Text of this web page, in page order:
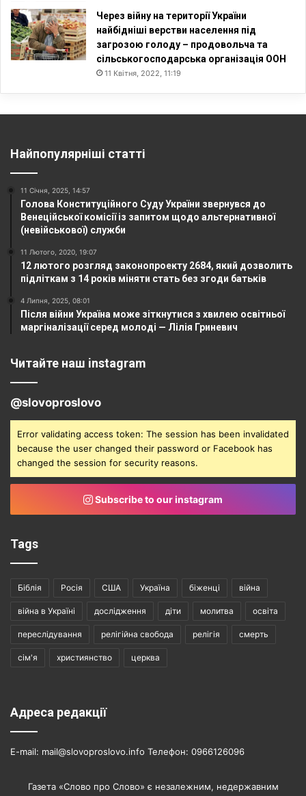
Через війну на території України
найбідніші верстви населення під
загрозою голоду – продовольча та
сільськогосподарська організація ООН
11 Квітня, 2022, 11:19
Найпопулярніші статті
11 Січня, 2025, 14:57
Голова Конституційного Суду України звернувся до
Венеційської комісії із запитом щодо альтернативної
(невійськової) служби
11 Лютого, 2020, 19:07
12 лютого розгляд законопроекту 2684, який дозволить
підліткам з 14 років міняти стать без згоди батьків
4 Липня, 2025, 08:01
Після війни Україна може зіткнутися з хвилею освітньої
маргіналізації серед молоді — Лілія Гриневич
Читайте наш instagram
@slovoproslovo
Error validating access token: The session has been invalidated
because the user changed their password or Facebook has
changed the session for security reasons.
Subscribe to our instagram
Tags
Біблія Росія США Україна біженці війна
війна в Україні дослідження діти молитва освіта
переслідування релігійна свобода релігія смерть
сім'я християнство церква
Адреса редакції
E-mail: mail@slovoproslovo.info Телефон: 0966126096
Газета «Слово про Слово» є незалежним, недержавним